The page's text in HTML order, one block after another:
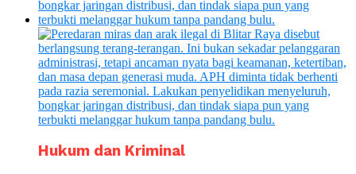
Hukum dan Kriminal